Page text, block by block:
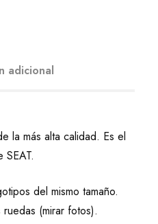
adicional
la más alta calidad. Es el
del mismo tamaño.
(mirar fotos).